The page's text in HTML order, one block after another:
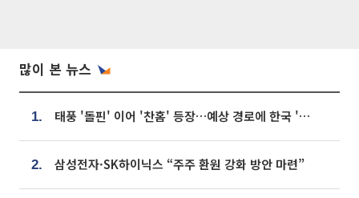
많이 본 뉴스
1. 태풍 '돌핀' 이어 '찬홈' 등장…예상 경로에 한국 '한숨'
2. 삼성전자·SK하이닉스 “주주 환원 강화 방안 마련”